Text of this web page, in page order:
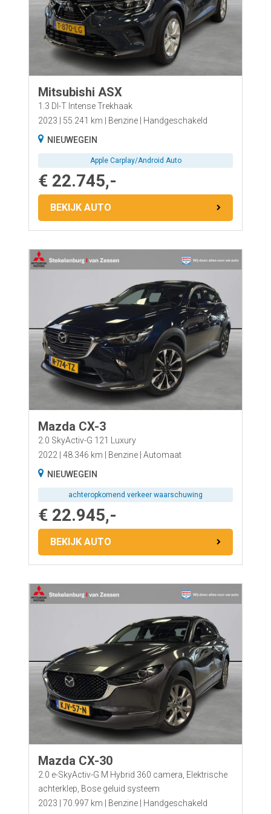
Km-stand
Bouwjaar
Bekleding
Energielabel
Locatie
Mitsubishi ASX
1.3 DI-T Intense Trekhaak
2023
55.241 km Benzine
Handgeschakeld
NIEUWEGEIN
Apple Carplay/Android Auto
€ 22.745,-
BEKIJK AUTO
Mazda CX-3
2.0 SkyActiv-G 121 Luxury
2022
48.346 km Benzine Automaat
NIEUWEGEIN
achteropkomend verkeer waarschuwing
€ 22.945,-
BEKIJK AUTO
Mazda CX-30
2.0 e-SkyActiv-G M Hybrid 360 camera, Elektrische
achterklep, Bose geluid systeem
2023
70.997 km Benzine Handgeschakeld